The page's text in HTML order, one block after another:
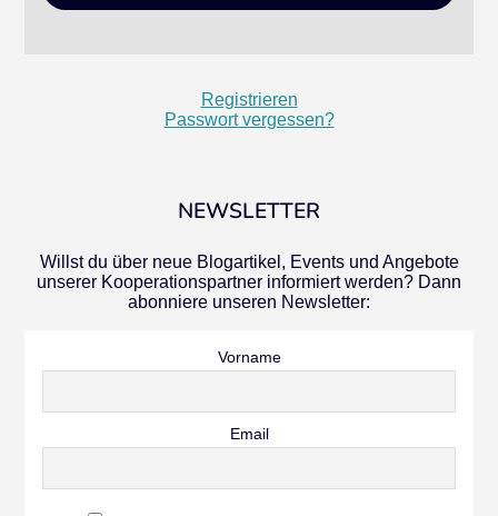
Registrieren
Passwort vergessen?
NEWSLETTER
Willst du über neue Blogartikel, Events und Angebote
unserer Kooperationspartner informiert werden? Dann
abonniere unseren Newsletter:
Vorname
Email